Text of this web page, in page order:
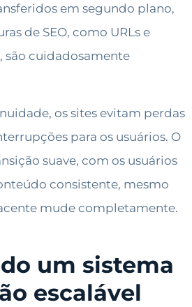
em segundo plano,
de SEO, como URLs e
são cuidadosamente
os sites evitam perdas
para os usuários. O
suave, com os usuários
consistente, mesmo
mude completamente.
um sistema
escalável